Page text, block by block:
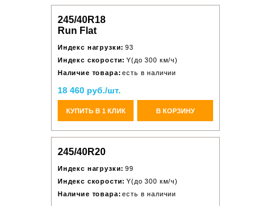
245/40R18
Run Flat
Индекс нагрузки: 93
Индекс скорости: Y(до 300 км/ч)
Наличие товара: есть в наличии
18 460 руб./шт.
КУПИТЬ В 1 КЛИК В КОРЗИНУ
245/40R20
Индекс нагрузки: 99
Индекс скорости: Y(до 300 км/ч)
Наличие товара: есть в наличии